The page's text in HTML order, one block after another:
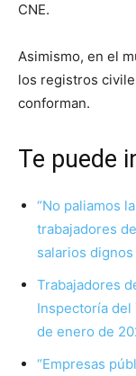
CNE.
Asimismo, en el
los registros
conforman.
Te puede
“No paliamos
trabajadores
salarios dignos
Trabajadores
Inspectoría del
de enero de
“Empresas